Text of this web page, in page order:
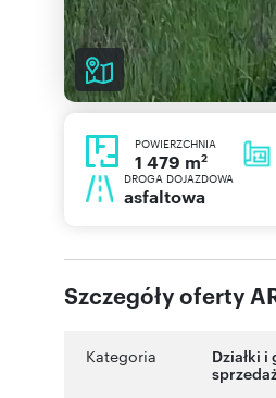
POWIERZCHNIA
1 479 m2
DROGA DOJAZDOWA
asfaltowa
Szczegóły oferty
Kategoria
Działki